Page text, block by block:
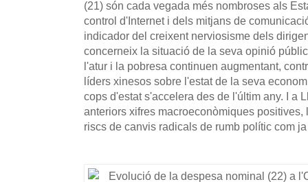
(21) són cada vegada més nombroses als
control d'Internet i dels mitjans de
indicador del creixent nerviosisme dels
concerneix la situació de la seva opinió
l'atur i la pobresa continuen augmentant,
líders xinesos sobre l'estat de la seva
cops d'estat s'accelera des de l'últim any. I a
anteriors xifres macroeconòmiques
riscs de canvis radicals de rumb polític com